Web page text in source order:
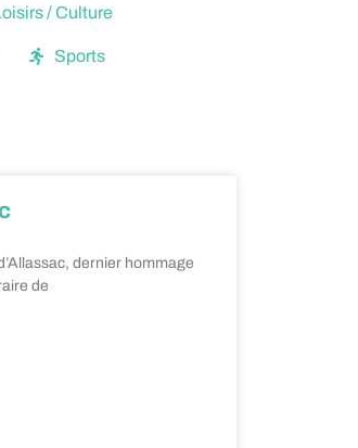
/ Culture
Sports
dernier hommage
de